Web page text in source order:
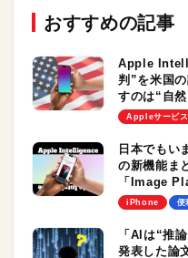
おすすめの記事
Apple
判”を米国
すのは“自
Appleサービス
日本でも
の新機能ま
「Image
文字）」。
iPhone 便
「AIは“推
発表した論